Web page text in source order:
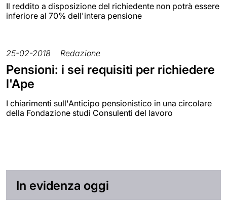
Il reddito a disposizione del richiedente non potrà essere
inferiore al 70% dell'intera pensione
25-02-2018 Redazione
Pensioni: i sei requisiti per richiedere
l'Ape
I chiarimenti sull'Anticipo pensionistico in una circolare
della Fondazione studi Consulenti del lavoro
In evidenza oggi